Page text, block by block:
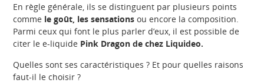
En règle générale, ils se distinguent par plusieurs points
comme le goût, les sensationsou encore la composition.
Parmi ceux qui font le plus parler d’eux, il est possible de
citer le e-liquide Pink Dragon de chez Liquideo.
Quelles sont ses caractéristiques ? Et pour quelles raisons
faut-il le choisir ?